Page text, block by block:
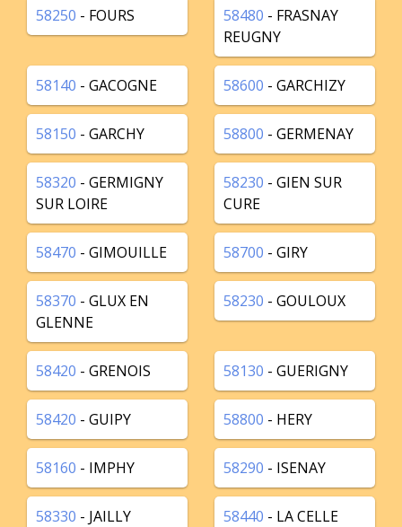
58250 - FOURS 58480 - FRASNAY
REUGNY
58140 - GACOGNE 58600 - GARCHIZY
58150 - GARCHY 58800 - GERMENAY
58320 - GERMIGNY
SUR LOIRE
58230 - GIEN SUR
CURE
58470 - GIMOUILLE 58700 - GIRY
58370 - GLUX EN
GLENNE
58230 - GOULOUX
58420 - GRENOIS 58130 - GUERIGNY
58420 - GUIPY 58800 - HERY
58160 - IMPHY 58290 - ISENAY
58330 - JAILLY 58440 - LA CELLE